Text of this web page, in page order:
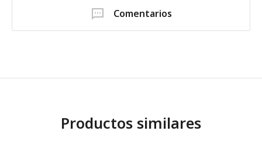
Comentarios
Productos similares